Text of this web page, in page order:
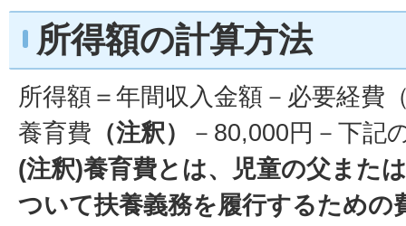
所得額の計算方法
所得額＝年間収入金額－必要経費
養育費 （注釈）
－80,000円－下記
(注釈)養育費とは、児童の父また
ついて扶養義務を履行するための